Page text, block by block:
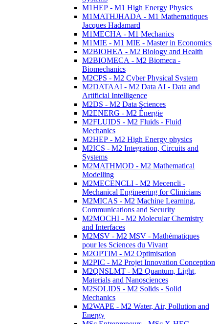
M1HEP - M1 High Energy Physics
M1MATHJHADA - M1 Mathematiques
Jacques Hadamard
M1MECHA - M1 Mechanics
M1MIE - M1 MIE - Master in Economics
M2BIOHEA - M2 Biology and Health
M2BIOMECA - M2 Biomeca -
Biomechanics
M2CPS - M2 Cyber Physical System
M2DATAAI - M2 Data AI - Data and
Artificial Intelligence
M2DS - M2 Data Sciences
M2ENERG - M2 Énergie
M2FLUIDS - M2 Fluids - Fluid
Mechanics
M2HEP - M2 High Energy physics
M2ICS - M2 Integration, Circuits and
Systems
M2MATHMOD - M2 Mathematical
Modelling
M2MECENCLI - M2 Mecencli -
Mechanical Engineering for Clinicians
M2MICAS - M2 Machine Learning,
Communications and Security
M2MOCHI - M2 Molecular Chemistry
and Interfaces
M2MSV - M2 MSV - Mathématiques
pour les Sciences du Vivant
M2OPTIM - M2 Optimisation
M2PIC - M2 Projet Innovation Conception
M2QNSLMT - M2 Quantum, Light,
Materials and Nanosciences
M2SOLIDS - M2 Solids - Solid
Mechanics
M2WAPE - M2 Water, Air, Pollution and
Energy